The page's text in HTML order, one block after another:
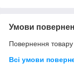
Умови
Повернення
Всі умови